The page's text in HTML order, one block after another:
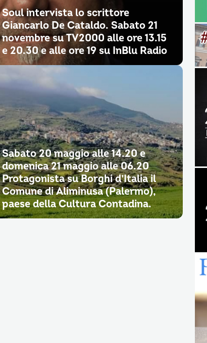
Soul intervista lo scrittore
Giancarlo De Cataldo. Sabato 21
novembre su TV2000 alle ore 13.15
e 20.30 e alle ore 19 su InBlu Radio
Sabato 20 maggio alle 14.20 e
domenica 21 maggio alle 06.20
Protagonista su Borghi d’Italia il
Comune di Aliminusa (Palermo),
paese della Cultura Contadina.